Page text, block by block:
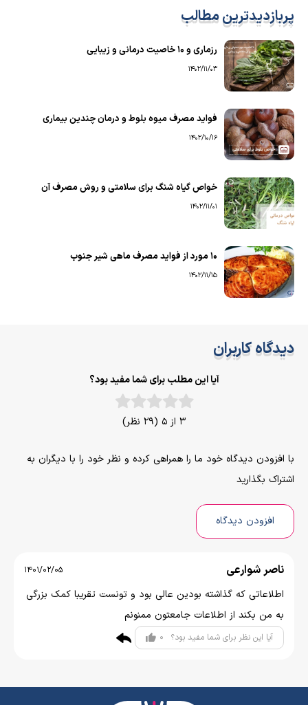
پربازدیدترین مطالب
رزماری و ۱۰ خاصیت درمانی و زیبایی
1402/11/03
فواید مصرف میوه بلوط و درمان چندین بیماری
1402/10/16
خواص گیاه شنگ برای سلامتی و روش مصرف آن
1402/11/01
۱۰ مورد از فواید مصرف ماهی شیر جنوب
1402/11/15
دیدگاه کاربران
آیا این مطلب برای شما مفید بود؟
3 از 5 (29 نظر)
با افزودن دیدگاه خود ما را همراهی کرده و نظر خود را با دیگران به
اشتراک بگذارید
افزودن دیدگاه
ناصر شوارعی 1401/02/05
اطلاعاتی که گذاشته بودین عالی بود و تونست تقریبا کمک بزرگی
به من بکند از اطلاعات جامعتون ممنونم
آیا این نظر برای شما مفید بود؟ 0